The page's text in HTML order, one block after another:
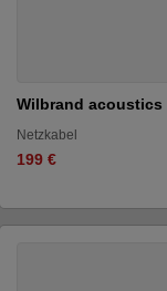
Wilbrand acoustics
Netzkabel
199 €